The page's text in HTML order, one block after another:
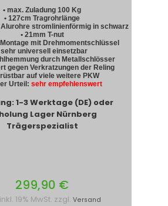
• max. Zuladung 100 Kg
• 127cm Tragrohrlänge
Alurohre stromlinienförmig in schwarz
• 21mm T-nut
mit Drehmomentschlüssel
sehr universell einsetzbar
durch Metallschlösser
gegen Verkratzungen der Reling
auf viele weitere PKW
Urteil: sehr empfehlenswert
1-3 Werktage (DE) oder
Lager Nürnberg
Trägerspezialist
299,90 €
19% MwSt. zzgl. Versand